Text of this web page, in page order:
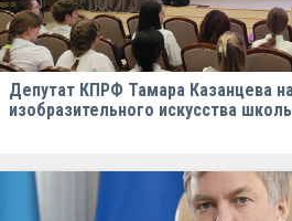
Депутат КПРФ Тамара Казанцева
изобразительного искусства